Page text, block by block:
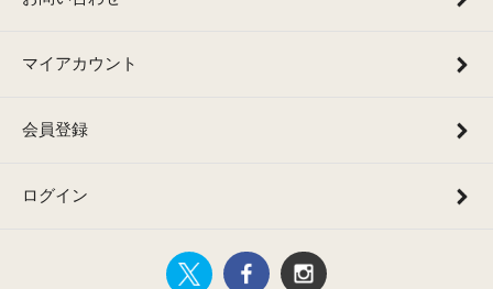
マイアカウント
会員登録
ログイン